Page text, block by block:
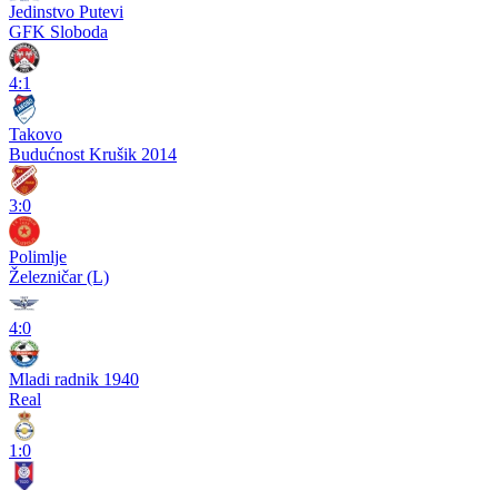
Jedinstvo Putevi
GFK Sloboda
4:1
Takovo
Budućnost Krušik 2014
3:0
Polimlje
Železničar (L)
4:0
Mladi radnik 1940
Real
1:0